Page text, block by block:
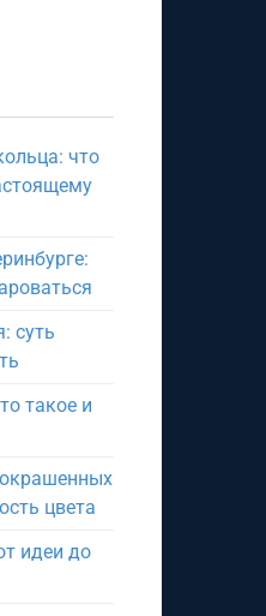
что
суть
такое и
цвета
идеи до